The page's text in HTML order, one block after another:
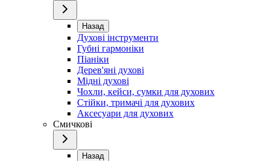
Назад
Духові інструменти
Губні гармоніки
Піаніки
Дерев'яні духові
Мідні духові
Чохли, кейси, сумки для духових
Стійки, тримачі для духових
Аксесуари для духових
Смичкові
Назад